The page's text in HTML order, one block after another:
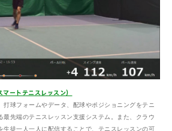
ートテニスレッスン）
打球フォームやデータ、配球やポジショニングをテニ
最先端のテニスレッスン支援システム。また、クラウ
生徒一人一人に配信することで、テニスレッスンの可